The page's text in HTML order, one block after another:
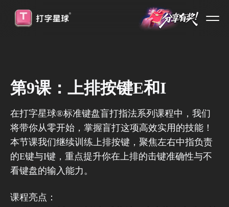
第9课：上排按键E和I
在打字星球️®标准键盘盲打指法系列课程中，我们
将带你从零开始，掌握盲打这项高效实用的技能！
本节课我们继续训练上排按键，聚焦左右中指负责
的E键与I键，重点提升你在上排的击键准确性与不
看键盘的输入能力。
课程亮点：